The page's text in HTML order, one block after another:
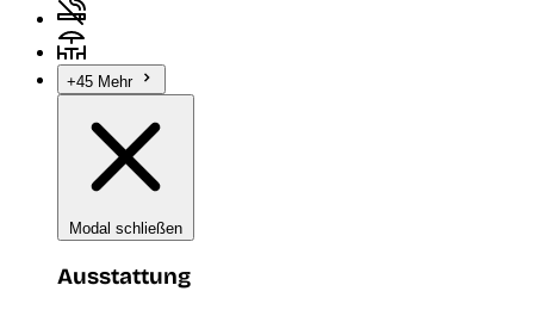
+45 Mehr
Modal schließen
Ausstattung